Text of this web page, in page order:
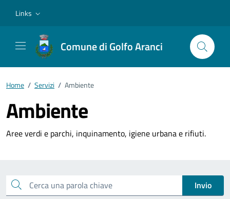
Links
Comune di Golfo Aranci
Home / Servizi / Ambiente
Ambiente
Aree verdi e parchi, inquinamento, igiene urbana e rifiuti.
Cerca una parola chiave
Invio